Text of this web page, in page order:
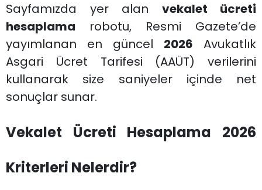
Sayfamızda yer alan vekalet ücreti
hesaplama robotu, Resmi Gazete’de
yayımlanan en güncel 2026 Avukatlık
Asgari Ücret Tarifesi (AAÜT) verilerini
kullanarak size saniyeler içinde net
sonuçlar sunar.
Vekalet Ücreti Hesaplama 2026
Kriterleri Nelerdir?